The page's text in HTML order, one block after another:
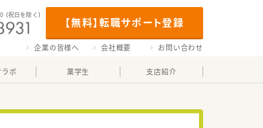
【無料】転職サポート登録
（祝日を除く）
企業の皆様へ 会社概要 お問い合わせ
ボ 薬学生 支店紹介